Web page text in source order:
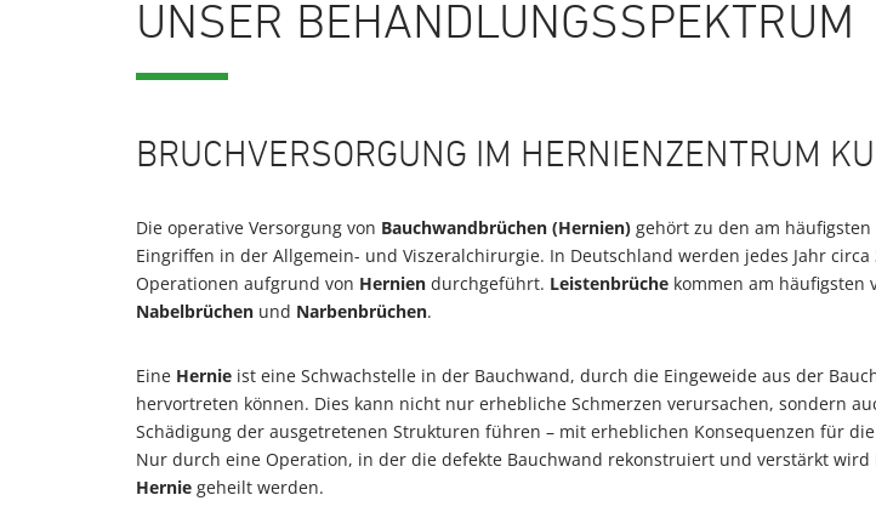
UNSER BEHANDLUNGSSPEKTRUM
BRUCHVERSORGUNG IM HERNIENZENTRUM
Die operative Versorgung von Bauchwandbrüchen (Hernien) gehört zu den am
Eingriffen in der Allgemein- und Viszeralchirurgie. In Deutschland werden jedes Jahr circa
Operationen aufgrund von Hernien durchgeführt. Leistenbrüche kommen am häufigsten
Nabelbrüchen und Narbenbrüchen.
Eine Hernie ist eine Schwachstelle in der Bauchwand, durch die Eingeweide aus der
hervortreten können. Dies kann nicht nur erhebliche Schmerzen verursachen, sondern
Schädigung der ausgetretenen Strukturen führen – mit erheblichen Konsequenzen für
Nur durch eine Operation, in der die defekte Bauchwand rekonstruiert und verstärkt wird
Hernie geheilt werden.